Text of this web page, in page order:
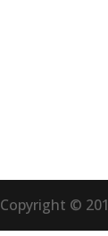
Copyright ©